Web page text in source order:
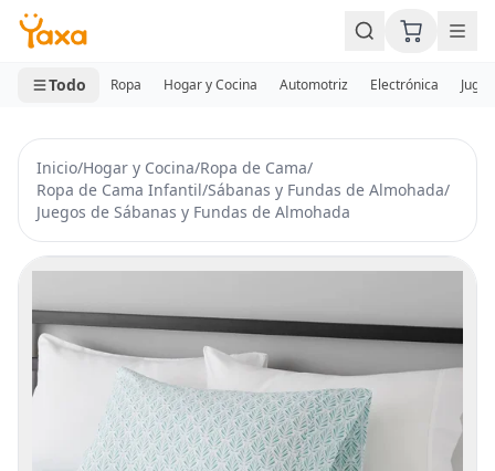
MINI CARRITO
0 productos
Todo Ropa Hogar y Cocina Automotriz Electrónica
Inicio/Hogar y Cocina/Ropa de Cama/
Ropa de Cama Infantil/Sábanas y Fundas de Almohada/
Juegos de Sábanas y Fundas de Almohada